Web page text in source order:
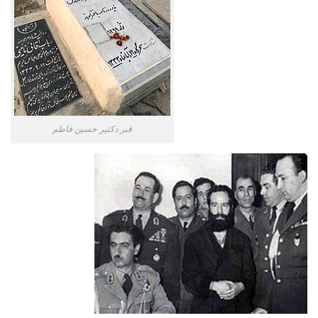
قبر دکتیر حسین فاطم